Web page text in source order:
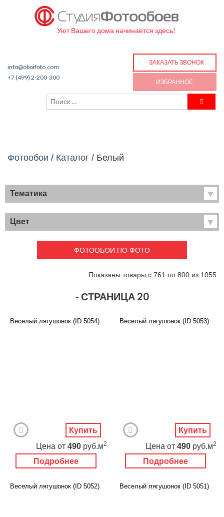
Уют Вашего дома начинается здесь!
info@oboifoto.com
+7 (499) 2-200-300
ЗАКАЗАТЬ ЗВОНОК
ИЗБРАННОЕ
Фотообои / Каталог / Белый
Тематика
Хиты продаж
Фрески
Детские
Карты
Перспектива
Города
Живопись
Животный мир
Еда и напитки
Архитектура
Цвет
ФОТООБОИ ПО ФОТО
Показаны товары с 761 по 800 из 1055
- СТРАНИЦА 20
Веселый лягушонок (ID 5054)
Подробнее
Цена от 490 руб.м2
Купить
Веселый лягушонок (ID 5053)
Подробнее
Цена от 490 руб.м2
Купить
Веселый лягушонок (ID 5052) Веселый лягушонок (ID 5051)